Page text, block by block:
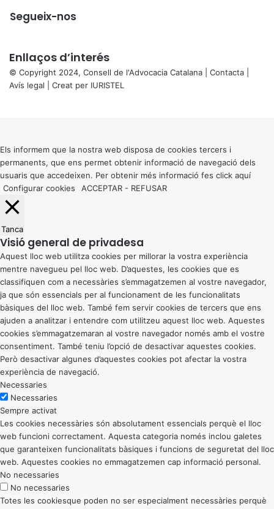
Segueix-nos
Enllaços d’interés
© Copyright 2024, Consell de l'Advocacia Catalana | Contacta
Avís legal | Creat per IURISTEL
button
Els informem que la nostra web disposa de cookies tercers i
permanents, que ens permet obtenir informació de navegació dels
usuaris que accedeixen. Per obtenir més informació fes click aquí
Configurar cookies
ACCEPTAR - REFUSAR
Tanca
Visió general de privadesa
Aquest lloc web utilitza cookies per millorar la vostra experiència
mentre navegueu pel lloc web. D’aquestes, les cookies que es
classifiquen com a necessàries s’emmagatzemen al vostre navegador,
ja que són essencials per al funcionament de les funcionalitats
bàsiques del lloc web. També fem servir cookies de tercers que ens
ajuden a analitzar i entendre com utilitzeu aquest lloc web. Aquestes
cookies s’emmagatzemaran al vostre navegador només amb el vostre
consentiment. També teniu l’opció de desactivar aquestes cookies.
Però desactivar algunes d’aquestes cookies pot afectar la vostra
experiència de navegació.
Necessaries
Necessaries
Sempre activat
Les cookies necessàries són absolutament essencials perquè el lloc
web funcioni correctament. Aquesta categoria només inclou galetes
que garanteixen funcionalitats bàsiques i funcions de seguretat del lloc
web. Aquestes cookies no emmagatzemen cap informació personal.
No necessaries
No necessaries
Totes les cookiesque poden no ser especialment necessàries perquè